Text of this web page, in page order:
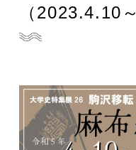
（2023.4.10